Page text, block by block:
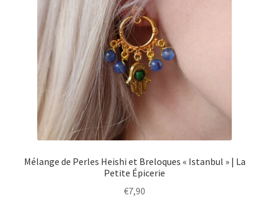
Mélange de Perles Heishi et Breloques « Istanbul » | La
Petite Épicerie
€7,90